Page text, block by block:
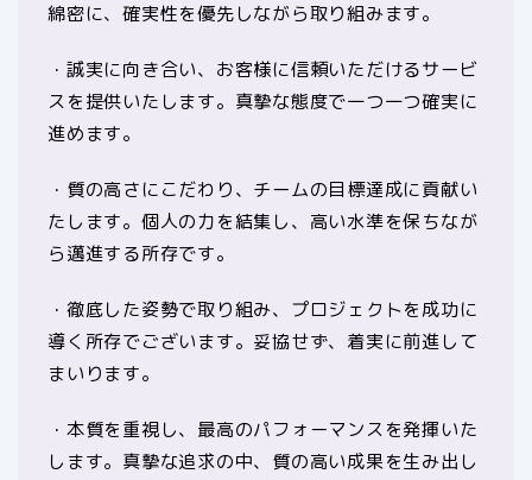
綿密に、確実性を優先しながら取り組みます。
・誠実に向き合い、お客様に信頼いただけるサービ
スを提供いたします。真摯な態度で一つ一つ確実に
進めます。
・質の高さにこだわり、チームの目標達成に貢献い
たします。個人の力を結集し、高い水準を保ちなが
ら邁進する所存です。
・徹底した姿勢で取り組み、プロジェクトを成功に
導く所存でございます。妥協せず、着実に前進して
まいります。
・本質を重視し、最高のパフォーマンスを発揮いた
します。真摯な追求の中、質の高い成果を生み出し